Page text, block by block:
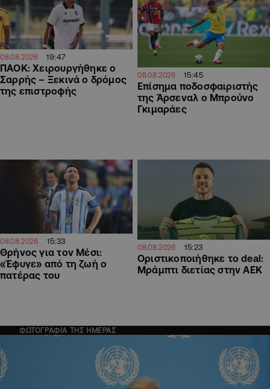
08.08.2026 19:47
ΠΑΟΚ: Χειρουργήθηκε ο
Σαρρής – Ξεκινά ο δρόμος
της επιστροφής
08.08.2026 15:45
Επίσημα ποδοσφαιριστής
της Άρσεναλ ο Μπρούνο
Γκιμαράες
08.08.2026 15:33
Θρήνος για τον Μέσι:
«Έφυγε» από τη ζωή ο
πατέρας του
08.08.2026 15:23
Οριστικοποιήθηκε το deal:
Μράμπτι διετίας στην ΑΕΚ
ΦΩΤΟΓΡΑΦΙΑ ΤΗΣ ΗΜΕΡΑΣ